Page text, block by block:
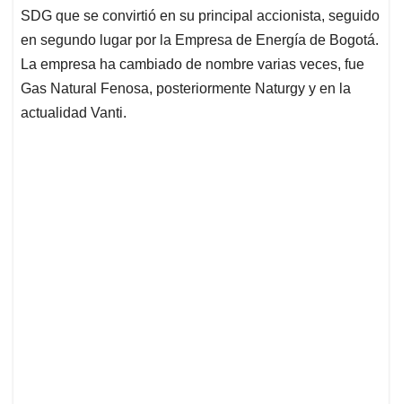
SDG que se convirtió en su principal accionista, seguido
en segundo lugar por la Empresa de Energía de Bogotá.
La empresa ha cambiado de nombre varias veces, fue
Gas Natural Fenosa, posteriormente Naturgy y en la
actualidad Vanti.